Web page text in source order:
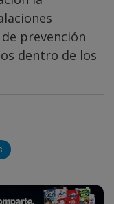
prevención
dentro de los